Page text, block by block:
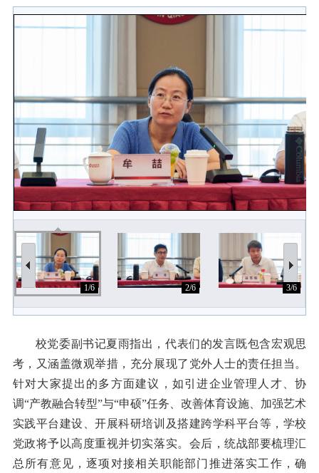
1/6 2/6 3/6
校党委副书记夏雨指出，代表们的发言既包含宏观思
考，又涵盖微观举措，充分展现了党外人士的责任担当。
针对大家提出的多方面建议，如引进企业管理人才、协
调“产教融合转型”与“申硕”任务、改善体育设施、加强艺术
实践平台建设、开展科研培训及搭建跨学科平台等，学校
党政将予以高度重视并切实落实。会后，统战部要梳理汇
总所有意见，逐项对接相关职能部门推进落实工作，确